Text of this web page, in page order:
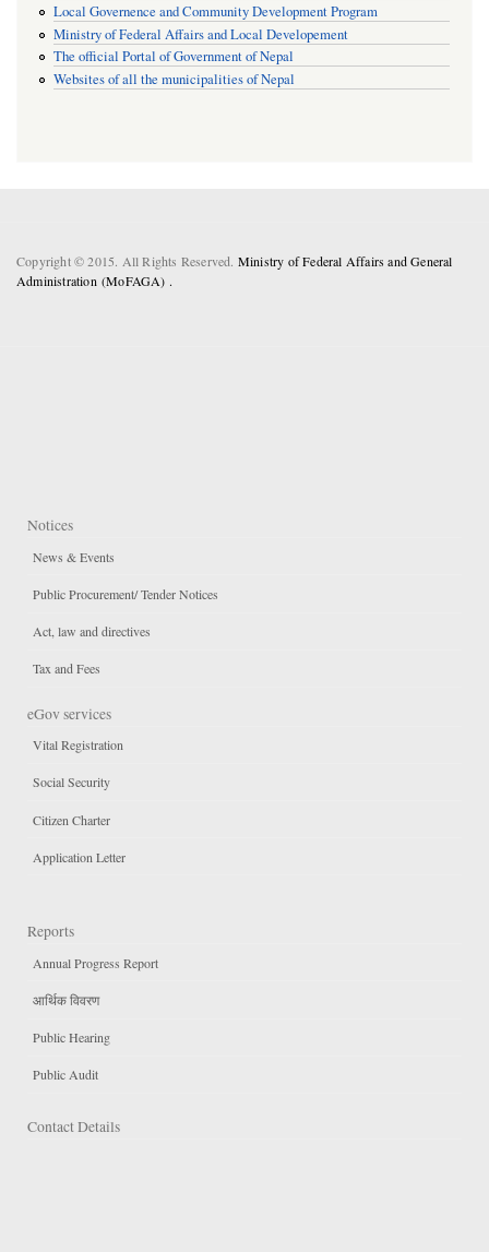
Local Governence and Community Development Program
Ministry of Federal Affairs and Local Developement
The official Portal of Government of Nepal
Websites of all the municipalities of Nepal
Copyright © 2015. All Rights Reserved. Ministry of Federal Affairs and General
Administration (MoFAGA) .
Notices
News & Events
Public Procurement/ Tender Notices
Act, law and directives
Tax and Fees
eGov services
Vital Registration
Social Security
Citizen Charter
Application Letter
Reports
Annual Progress Report
आर्थिक विवरण
Public Hearing
Public Audit
Contact Details